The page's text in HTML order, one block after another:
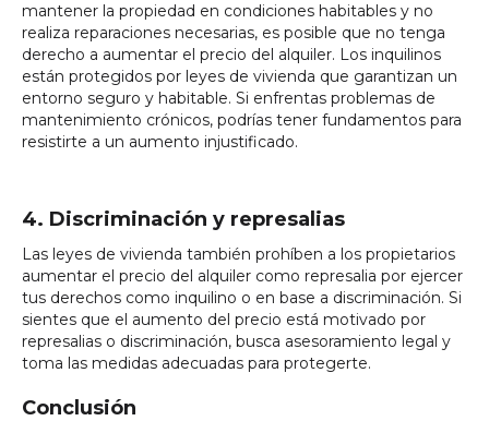
mantener la propiedad en condiciones habitables y no
realiza reparaciones necesarias, es posible que no tenga
derecho a aumentar el precio del alquiler. Los inquilinos
están protegidos por leyes de vivienda que garantizan un
entorno seguro y habitable. Si enfrentas problemas de
mantenimiento crónicos, podrías tener fundamentos para
resistirte a un aumento injustificado.
4. Discriminación y represalias
Las leyes de vivienda también prohíben a los propietarios
aumentar el precio del alquiler como represalia por ejercer
tus derechos como inquilino o en base a discriminación. Si
sientes que el aumento del precio está motivado por
represalias o discriminación, busca asesoramiento legal y
toma las medidas adecuadas para protegerte.
Conclusión